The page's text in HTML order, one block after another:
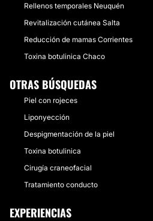
Rellenos temporales Neuquén
Revitalización cutánea Salta
Reducción de mamas Corrientes
Toxina botulinica Chaco
OTRAS BÚSQUEDAS
Piel con rojeces
Liponyección
Despigmentación de la piel
Toxina botulinica
Cirugía craneofacial
Tratamiento conducto
EXPERIENCIAS